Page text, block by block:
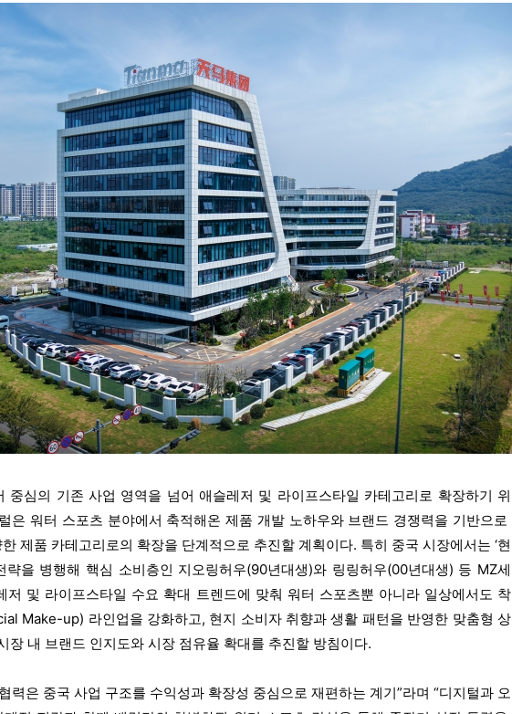
중심의 기존 사업 영역을 넘어 애슬레저 및 라이프스타일 카테고리로 확장하기 위
은 워터 스포츠 분야에서 축적해온 제품 개발 노하우와 브랜드 경쟁력을 기반으로
제품 카테고리로의 확장을 단계적으로 추진할 계획이다. 특히 중국 시장에서는 ‘현
략을 병행해 핵심 소비층인 지오링허우(90년대생)와 링링허우(00년대생) 등 MZ세
저 및 라이프스타일 수요 확대 트렌드에 맞춰 워터 스포츠뿐 아니라 일상에서도 착
Make-up) 라인업을 강화하고, 현지 소비자 취향과 생활 패턴을 반영한 맞춤형 상
장 내 브랜드 인지도와 시장 점유율 확대를 추진할 방침이다.
력은 중국 사업 구조를 수익성과 확장성 중심으로 재편하는 계기”라며 “디지털과 오